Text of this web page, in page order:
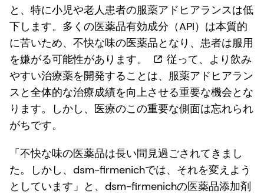
と、特に小児や老人患者の服薬アドヒアランスは低
下します。多くの医薬品有効成分（API）は本質的
に苦いため、不快な味の医薬品となり、患者は服用
を嫌がる可能性があります。
従って、より飲み
やすい治療薬を開発することは、服薬アドヒアラン
スと全体的な治療成績を向上させる重要な機会とな
ります。しかし、医療のこの重要な側面は忘れられ
がちです。
「不快な味の医薬品は長い間見過ごされてきまし
た。しかし、dsm-firmenichでは、それを変えよう
としています」と、dsm-firmenichの医薬品添加剤